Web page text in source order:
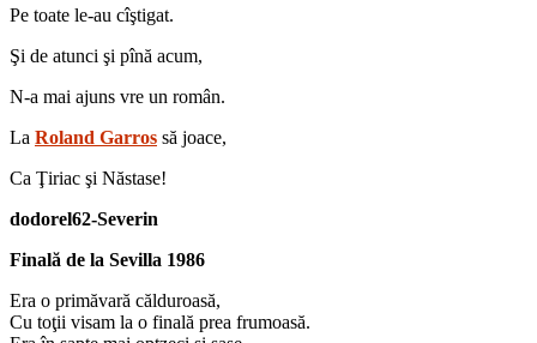
Pe toate le-au cîştigat.
Şi de atunci şi pînă acum,
N-a mai ajuns vre un român.
La Roland Garros să joace,
Ca Ţiriac şi Năstase!
dodorel62-Severin
Finală de la Sevilla 1986
Era o primăvară călduroasă,
Cu toţii visam la o finală prea frumoasă.